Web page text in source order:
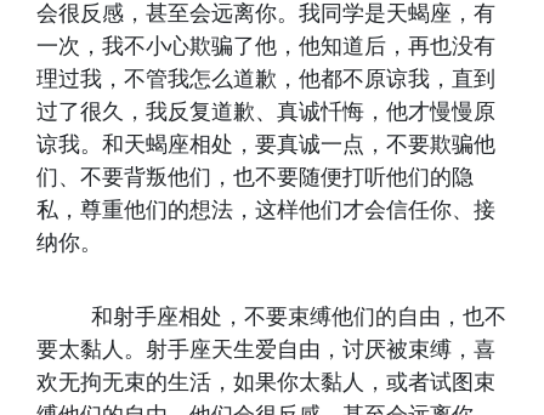
会很反感，甚至会远离你。我同学是天蝎座，有
一次，我不小心欺骗了他，他知道后，再也没有
理过我，不管我怎么道歉，他都不原谅我，直到
过了很久，我反复道歉、真诚忏悔，他才慢慢原
谅我。和天蝎座相处，要真诚一点，不要欺骗他
们、不要背叛他们，也不要随便打听他们的隐
私，尊重他们的想法，这样他们才会信任你、接
纳你。
和射手座相处，不要束缚他们的自由，也不
要太黏人。射手座天生爱自由，讨厌被束缚，喜
欢无拘无束的生活，如果你太黏人，或者试图束